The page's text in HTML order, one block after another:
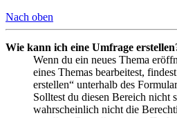
Nach oben
Wie kann ich eine Umfrage
Wenn du ein neues Thema
eines Themas bearbeitest,
erstellen“ unterhalb des
Solltest du diesen Bereich nicht
wahrscheinlich nicht die